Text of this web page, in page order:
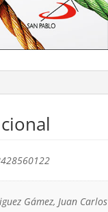
Gámez, Juan Carlos